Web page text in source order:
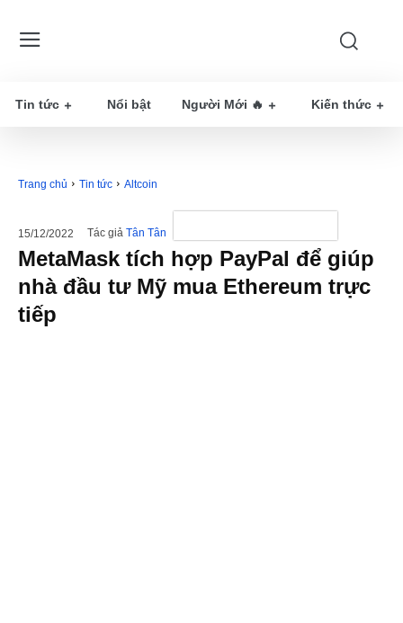
Tin tức Nổi bật Người Mới 🔥 Kiến thức
Trang chủ Tin tức Altcoin
15/12/2022 Tác giả Tân Tân
MetaMask tích hợp PayPal để giúp
nhà đầu tư Mỹ mua Ethereum trực
tiếp